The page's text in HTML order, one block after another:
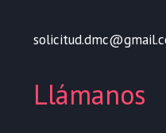
Llámanos